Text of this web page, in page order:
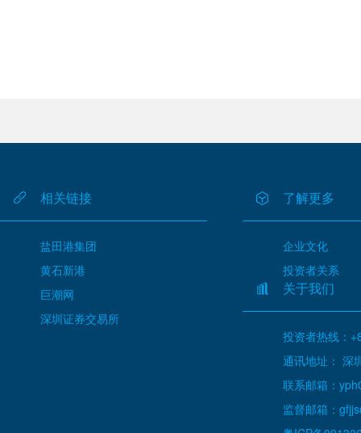
相关链接
盐田港集团
黄石新港
巨潮网
深圳证券交易所
了解更多
企业文化
投资者关系
关于我们
投资者热线：
通讯地址： 深
联系邮箱：
监督邮箱：